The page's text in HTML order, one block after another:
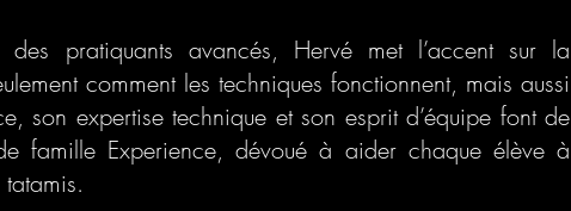
pratiquants avancés, Hervé met l’accent sur la
comment les techniques fonctionnent, mais aussi
son expertise technique et son esprit d’équipe font de
famille Experience, dévoué à aider chaque élève à